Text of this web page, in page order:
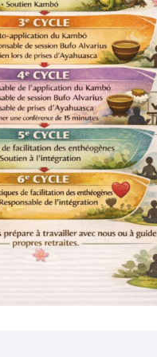
personne commence les
l’autre à se
l’utilisation de la parole, des
proche et la
dans tout cela.
il convient de noter qu’il
des substances
Il suffit d’avoir eu des
d’être conscient de leur
personne réalise des
en tant que
formation terminée, la
dans notre organisation,
certains cas et pour